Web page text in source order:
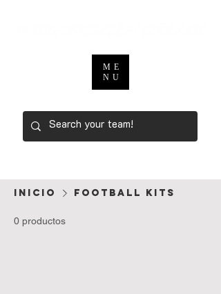
ME
NU
Inicio FOOTBALL KITS
0 productos